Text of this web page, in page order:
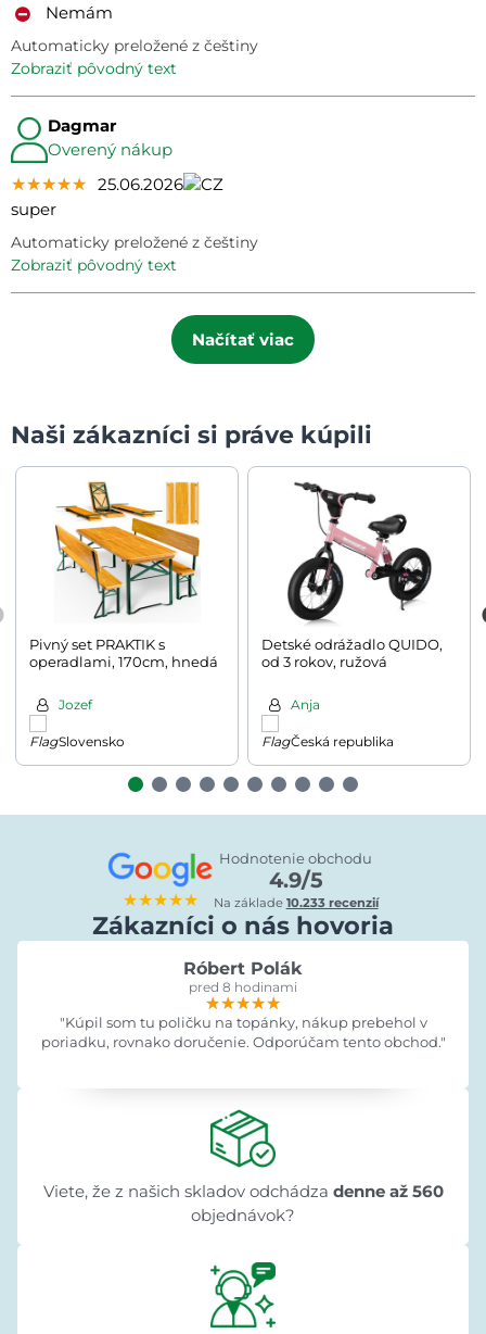
Nemám
Automaticky preložené z češtiny
zobraziť pôvodný text
Dagmar
Overený nákup
★★★★★
★★★★★
★★★★★ 25.06.2026
super
Automaticky preložené z češtiny
zobraziť pôvodný text
Načítať viac
Naši zákazníci si práve kúpili
Pivný set PRAKTIK s
operadlami, 170cm, hnedá
Jozef
Slovensko
Detské odrážadlo QUIDO,
od 3 rokov, ružová
Anja
Česká republika
★★★★★
Hodnotenie obchodu
4.9/5
Na základe 10.233 recenzií
Zákazníci o nás hovoria
Róbert Polák
pred 8 hodinami
★★★★★
★★★★★
★★★★★
"Kúpil som tu poličku na topánky, nákup prebehol v
poriadku, rovnako doručenie. Odporúčam tento obchod."
Viete, že z našich skladov odchádza denne až 560
objednávok?